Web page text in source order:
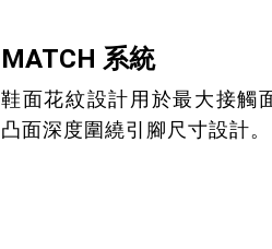
MATCH 系統
鞋面花紋設計用於最大接觸
凸面深度圍繞引腳尺寸設計。